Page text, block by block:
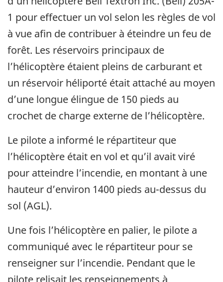
1 pour effectuer un vol selon les règles de vol
à vue afin de contribuer à éteindre un feu de
forêt. Les réservoirs principaux de
l’hélicoptère étaient pleins de carburant et
un réservoir héliporté était attaché au moyen
d’une longue élingue de 150 pieds au
crochet de charge externe de l’hélicoptère.
Le pilote a informé le répartiteur que
l’hélicoptère était en vol et qu’il avait viré
pour atteindre l’incendie, en montant à une
hauteur d’environ 1400 pieds au-dessus du
sol (AGL).
Une fois l’hélicoptère en palier, le pilote a
communiqué avec le répartiteur pour se
renseigner sur l’incendie. Pendant que le
pilote relisait les renseignements à